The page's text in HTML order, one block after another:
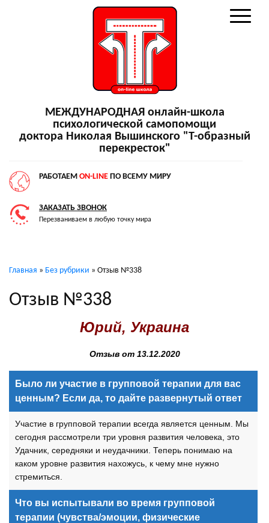
МЕЖДУНАРОДНАЯ онлайн-школа
психологической самопомощи
доктора Николая Вышинского "Т-образный
перекресток"
РАБОТАЕМ ON-LINE ПО ВСЕМУ МИРУ
ЗАКАЗАТЬ ЗВОНОК
Перезваниваем в любую точку мира
Главная » Без рубрики » Отзыв №338
Отзыв №338
Юрий, Украина
Отзыв от 13.12.2020
Было ли участие в групповой терапии для вас
ценным? Если да, то дайте развернутый ответ
Участие в групповой терапии всегда является ценным. Мы
сегодня рассмотрели три уровня развития человека, это
Удачник, середняки и неудачники. Теперь понимаю на
каком уровне развития нахожусь, к чему мне нужно
стремиться.
Что вы испытывали во время групповой
терапии (чувства/эмоции, физические